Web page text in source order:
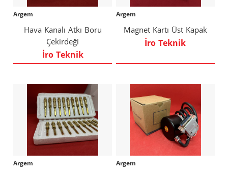
Argem
Hava Kanalı Atkı Boru
Çekirdeği
İro Teknik
Argem
Magnet Kartı Üst Kapak
İro Teknik
Argem Argem